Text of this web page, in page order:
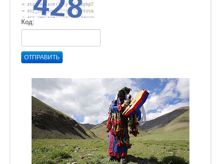
Код:
ОТПРАВИТЬ